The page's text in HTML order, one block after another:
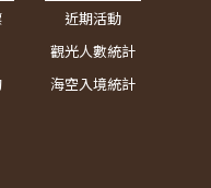
近期活動
觀光人數統計
海空入境統計